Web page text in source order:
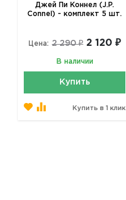
Джей Пи Коннел (J.P.
Connel) - комплект 5 шт.
Цена: 2 290 ₽ 2 120 ₽
В наличии
Купить
Купить в 1 клик